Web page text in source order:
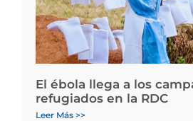
El ébola llega a los
refugiados en la RDC
Leer Más >>